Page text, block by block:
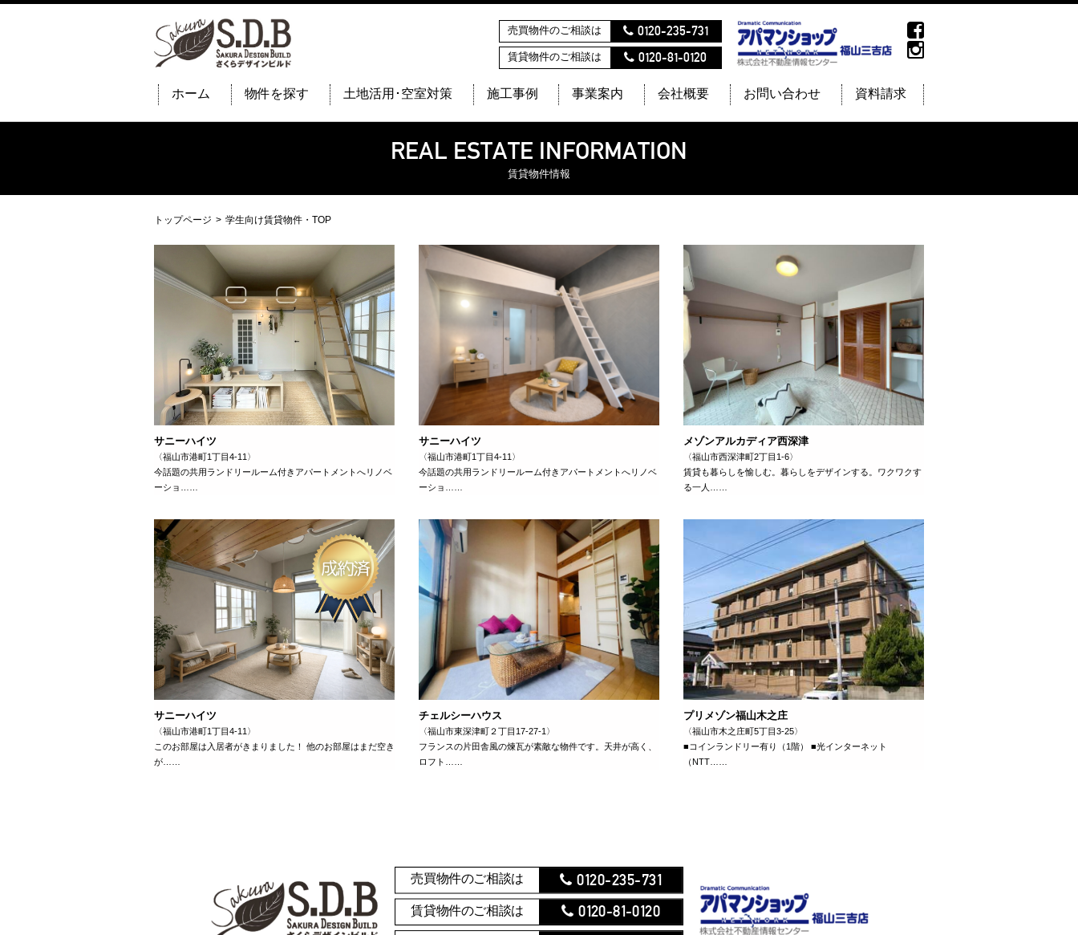
売買物件のご相談は 0120-235-731
賃貸物件のご相談は 0120-81-0120
ホーム 物件を探す 土地活用･空室対策 施工事例 事業案内 会社概要 お問い合わせ 資料請求
REAL ESTATE INFORMATION
賃貸物件情報
トップページ 学生向け賃貸物件・TOP
サニーハイツ
〈福山市港町1丁目4-11〉
今話題の共用ランドリールーム付きアパートメントへリノベ
ーショ……
サニーハイツ
〈福山市港町1丁目4-11〉
今話題の共用ランドリールーム付きアパートメントへリノベ
ーショ……
メゾンアルカディア西深津
〈福山市西深津町2丁目1-6〉
賃貸も暮らしを愉しむ。暮らしをデザインする。ワクワクす
る一人……
サニーハイツ
〈福山市港町1丁目4-11〉
このお部屋は入居者がきまりました！ 他のお部屋はまだ空き
が……
チェルシーハウス
〈福山市東深津町２丁目17-27-1〉
フランスの片田舎風の煉瓦が素敵な物件です。天井が高く、
ロフト……
プリメゾン福山木之庄
〈福山市木之庄町5丁目3-25〉
■コインランドリー有り（1階） ■光インターネット
（NTT……
売買物件のご相談は 0120-235-731
賃貸物件のご相談は 0120-81-0120